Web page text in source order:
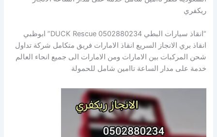
ريكفري
“انقاذ سيارات البطي DUCK Rescue 0502880234” ابوظبي
انقاذ بري الانجاز السريع انقاذ الامارات فريق متكامل شركة تداول
شحن المركبات بين الامارات ومن الامارات الى جميع انحاء العالم
خدمة على مدار الساعة تاامين شامل للحمولة